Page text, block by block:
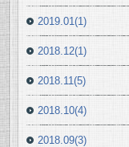
2019.01(1)
2018.12(1)
2018.11(5)
2018.10(4)
2018.09(3)